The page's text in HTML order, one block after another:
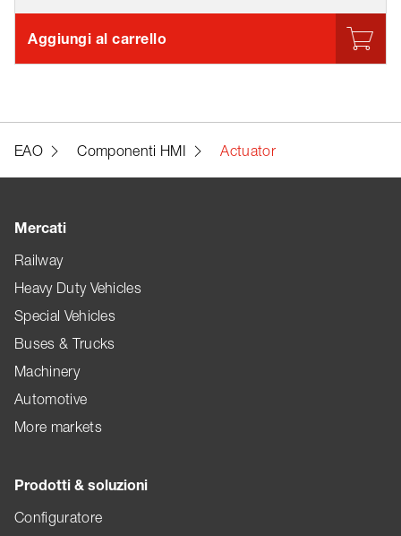
Aggiungi al carrello
EAO Componenti HMI Actuator
Mercati
Railway
Heavy Duty Vehicles
Special Vehicles
Buses & Trucks
Machinery
Automotive
More markets
Prodotti & soluzioni
Configuratore